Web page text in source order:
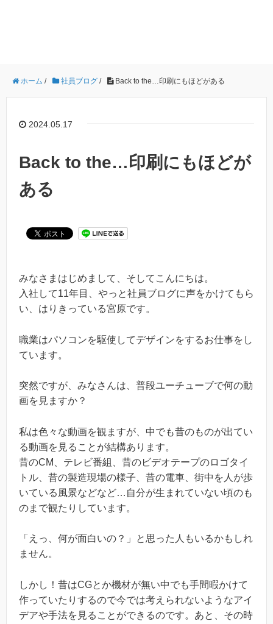
ホーム / 社員ブログ / Back to the…印刷にもほどがある
2024.05.17
Back to the…印刷にもほどが
ある
みなさまはじめまして、そしてこんにちは。
入社して11年目、やっと社員ブログに声をかけてもら
い、はりきっている宮原です。
職業はパソコンを駆使してデザインをするお仕事をし
ています。
突然ですが、みなさんは、普段ユーチューブで何の動
画を見ますか？
私は色々な動画を観ますが、中でも昔のものが出てい
る動画を見ることが結構あります。
昔のCM、テレビ番組、昔のビデオテープのロゴタイ
トル、昔の製造現場の様子、昔の電車、街中を人が歩
いている風景などなど…自分が生まれていない頃のも
のまで観たりしています。
「えっ、何が面白いの？」と思った人もいるかもしれ
ません。
しかし！昔はCGとか機材が無い中でも手間暇かけて
作っていたりするので今では考えられないようなアイ
デアや手法を見ることができるのです。あと、その時